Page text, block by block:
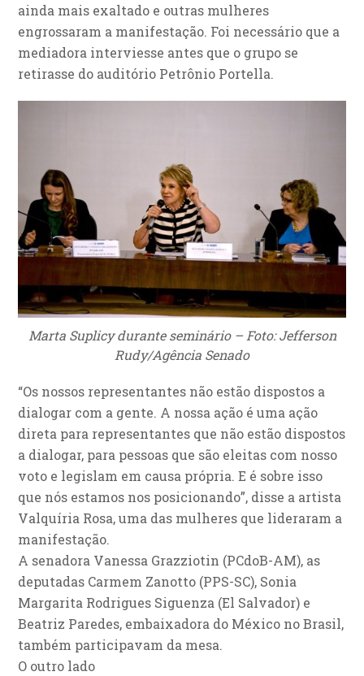
ainda mais exaltado e outras mulheres
engrossaram a manifestação. Foi necessário que a
mediadora interviesse antes que o grupo se
retirasse do auditório Petrônio Portella.
Marta Suplicy durante seminário – Foto: Jefferson
Rudy/Agência Senado
“Os nossos representantes não estão dispostos a
dialogar com a gente. A nossa ação é uma ação
direta para representantes que não estão dispostos
a dialogar, para pessoas que são eleitas com nosso
voto e legislam em causa própria. E é sobre isso
que nós estamos nos posicionando”, disse a artista
Valquíria Rosa, uma das mulheres que lideraram a
manifestação.
A senadora Vanessa Grazziotin (PCdoB-AM), as
deputadas Carmem Zanotto (PPS-SC), Sonia
Margarita Rodrigues Siguenza (El Salvador) e
Beatriz Paredes, embaixadora do México no Brasil,
também participavam da mesa.
O outro lado